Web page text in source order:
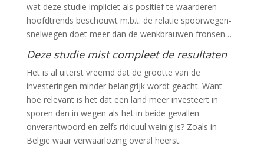
wat deze studie impliciet als positief te waarderen
hoofdtrends beschouwt m.b.t. de relatie spoorwegen-
snelwegen doet meer dan de wenkbrauwen fronsen…
Deze studie mist compleet de resultaten
Het is al uiterst vreemd dat de grootte van de
investeringen minder belangrijk wordt geacht. Want
hoe relevant is het dat een land meer investeert in
sporen dan in wegen als het in beide gevallen
onverantwoord en zelfs ridicuul weinig is? Zoals in
België waar verwaarlozing overal heerst.